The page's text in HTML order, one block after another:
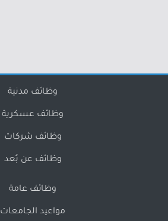
وظائف مدنية
وظائف عسكرية
وظائف شركات
وظائف عن بُعد
وظائف عامة
مواعيد الجامعات